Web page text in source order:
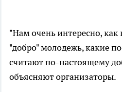
"Нам очень интересно,
"добро" молодежь, какие
считают по-настоящему
объясняют организаторы.